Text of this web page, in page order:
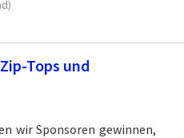
Tops und
wir Sponsoren gewinnen,